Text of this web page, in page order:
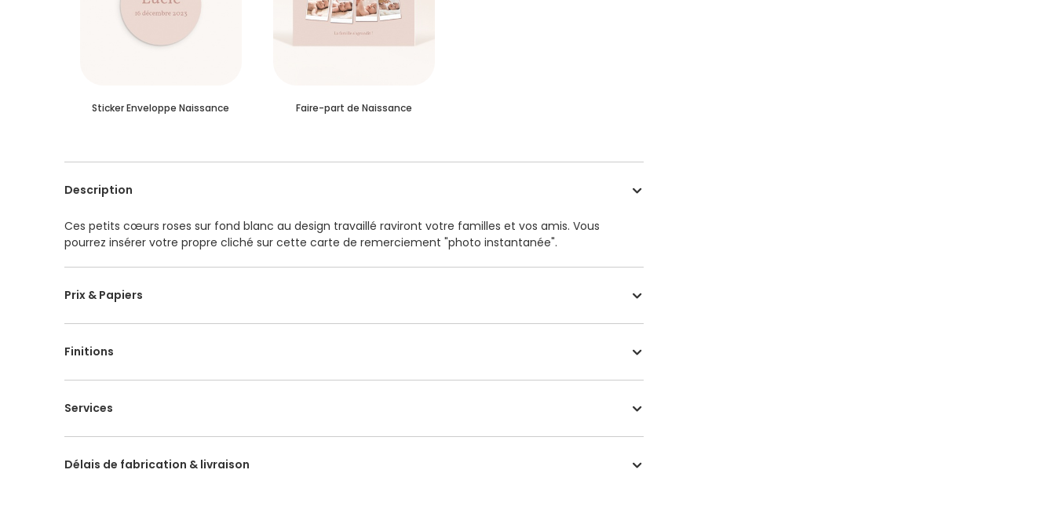
Description
Ces petits cœurs roses sur fond blanc au design travaillé raviront votre familles et vos amis. Vous
pourrez insérer votre propre cliché sur cette carte de remerciement "photo instantanée".
Prix & Papiers
Finitions
Services
Délais de fabrication & livraison
Sticker Enveloppe Naissance Faire-part de Naissance